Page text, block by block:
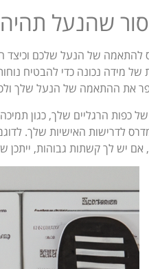
שהנעל
להתאמה של הנעל שלכם
מידה נכונה כדי להבטיח
את ההתאמה של הנעל שלך
כפות הרגליים שלך, כגון
המדרס לדרישות האישיות
אם יש לך קשתות גבוהות,